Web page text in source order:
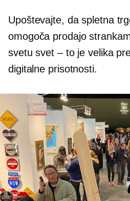
Upoštevajte, da spletna
omogoča prodajo
svetusvet – to je velika
digitalne prisotnosti.